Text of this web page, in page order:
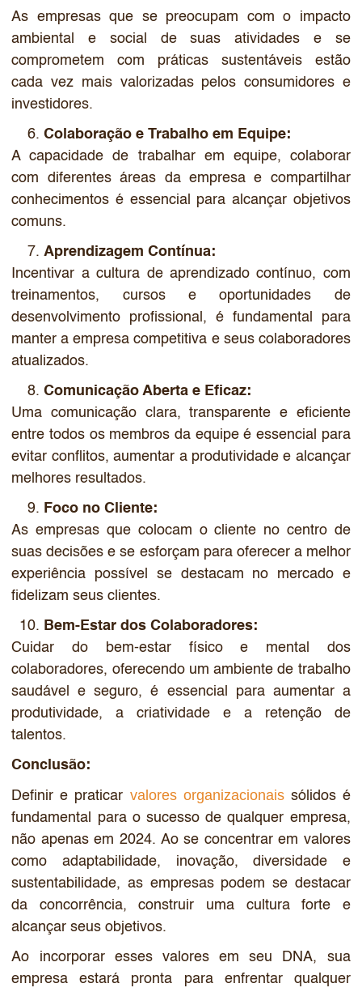
As empresas que se preocupam com o impacto
ambiental e social de suas atividades e se
comprometem com práticas sustentáveis estão
cada vez mais valorizadas pelos consumidores e
investidores.
Colaboração e Trabalho em Equipe:
A capacidade de trabalhar em equipe, colaborar
com diferentes áreas da empresa e compartilhar
conhecimentos é essencial para alcançar objetivos
comuns.
Aprendizagem Contínua:
Incentivar a cultura de aprendizado contínuo, com
treinamentos, cursos e oportunidades de
desenvolvimento profissional, é fundamental para
manter a empresa competitiva e seus colaboradores
atualizados.
Comunicação Aberta e Eficaz:
Uma comunicação clara, transparente e eficiente
entre todos os membros da equipe é essencial para
evitar conflitos, aumentar a produtividade e alcançar
melhores resultados.
Foco no Cliente:
As empresas que colocam o cliente no centro de
suas decisões e se esforçam para oferecer a melhor
experiência possível se destacam no mercado e
fidelizam seus clientes.
Bem-Estar dos Colaboradores:
Cuidar do bem-estar físico e mental dos
colaboradores, oferecendo um ambiente de trabalho
saudável e seguro, é essencial para aumentar a
produtividade, a criatividade e a retenção de
talentos.
Conclusão:
Definir e praticar valores organizacionaissólidos é
fundamental para o sucesso de qualquer empresa,
não apenas em 2024. Ao se concentrar em valores
como adaptabilidade, inovação, diversidade e
sustentabilidade, as empresas podem se destacar
da concorrência, construir uma cultura forte e
alcançar seus objetivos.
Ao incorporar esses valores em seu DNA, sua
empresa estará pronta para enfrentar qualquer